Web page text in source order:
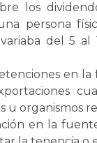
los
persona
del 5
en
u organismos
en la